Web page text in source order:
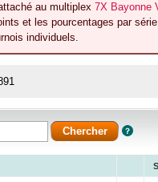
au multiplex 7X Bayonne
et les pourcentages par
individuels.